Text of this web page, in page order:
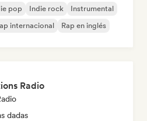
pop Indie rock
Instrumental
internacional Rap en inglés
Radio
dadas